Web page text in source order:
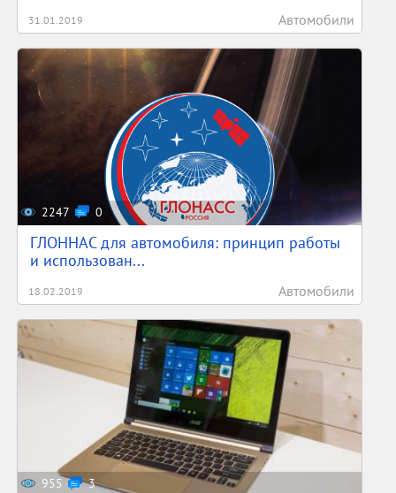
31.01.2019 Автомобили
2247 0
ГЛОННАС для автомобиля: принцип работы
и использован...
18.02.2019 Автомобили
955 3